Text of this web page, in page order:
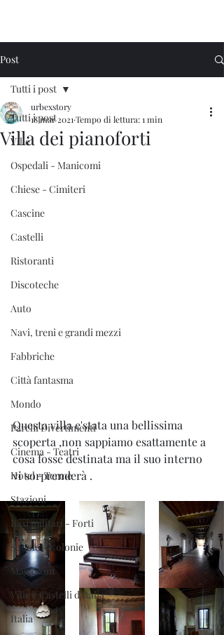
Post
Tutti i post
Ville
Ospedali - Manicomi
Chiese - Cimiteri
Cascine
Castelli
Ristoranti
Discoteche
Auto
Navi, treni e grandi mezzi
Fabbriche
Città fantasma
Mondo
Parchi Divertimenti
Cinema - Teatri
Hotel - Terme
Stazioni
Basi militari - Forti
Scuole - Colonie
Magazzini
Ville e Castelli d'Italia
Italia
Tutti i post
Villa dei pianoforti
urbexstory
18 mar 2021 Tempo di lettura: 1 min
Questa villa e'stata una bellissima
scoperta ,non sappiamo esattamente a
cosa fosse destinata ma il suo interno
vi sorprenderà .